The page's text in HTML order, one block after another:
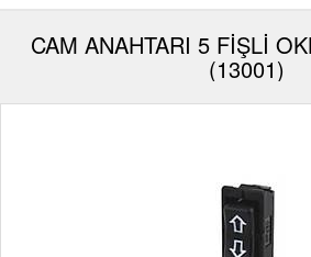
CAM ANAHTARI 5 FİŞLİ
(13001)